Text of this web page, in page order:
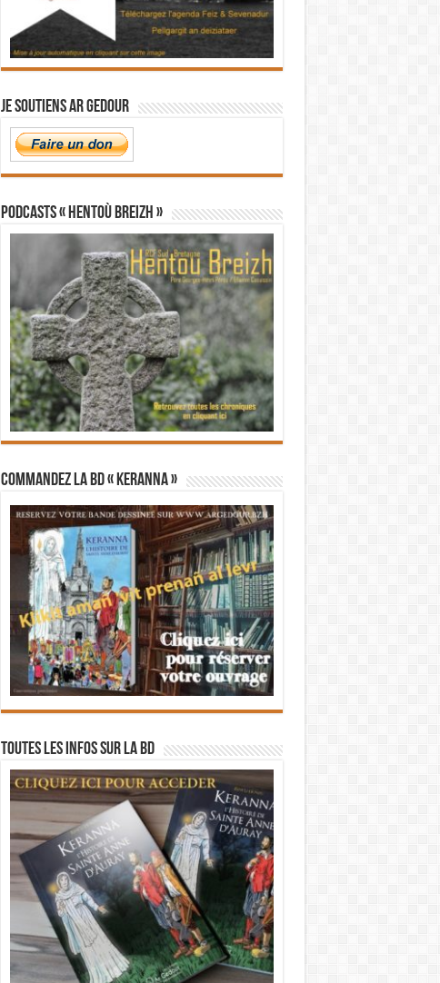
Je soutiens Ar Gedour
PODCASTS « Hentoù Breizh »
Commandez la BD « Keranna »
Toutes les infos sur la BD